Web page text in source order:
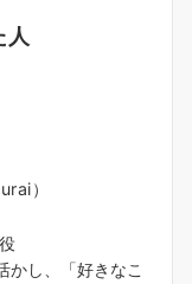
人
）
役
かし、「好きなこ